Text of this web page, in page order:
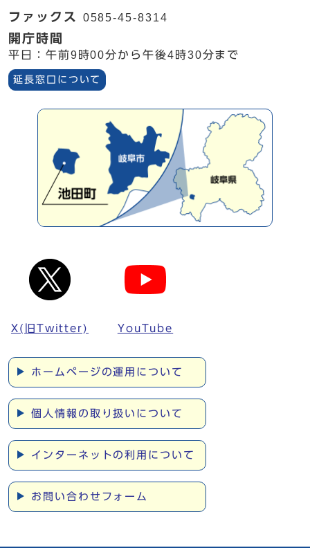
ファックス 0585-45-8314
開庁時間
平日：午前9時00分から午後4時30分まで
延長窓口について
X(旧Twitter) YouTube
ホームページの運用について
個人情報の取り扱いについて
インターネットの利用について
お問い合わせフォーム